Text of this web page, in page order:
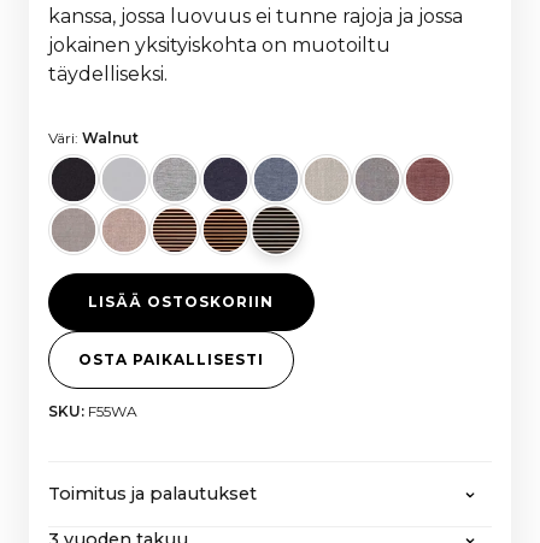
kanssa, jossa luovuus ei tunne rajoja ja jossa
jokainen yksityiskohta on muotoiltu
täydelliseksi.
Väri: Walnut
LISÄÄ OSTOSKORIIN
OSTA PAIKALLISESTI
SKU: F55WA
Toimitus ja palautukset